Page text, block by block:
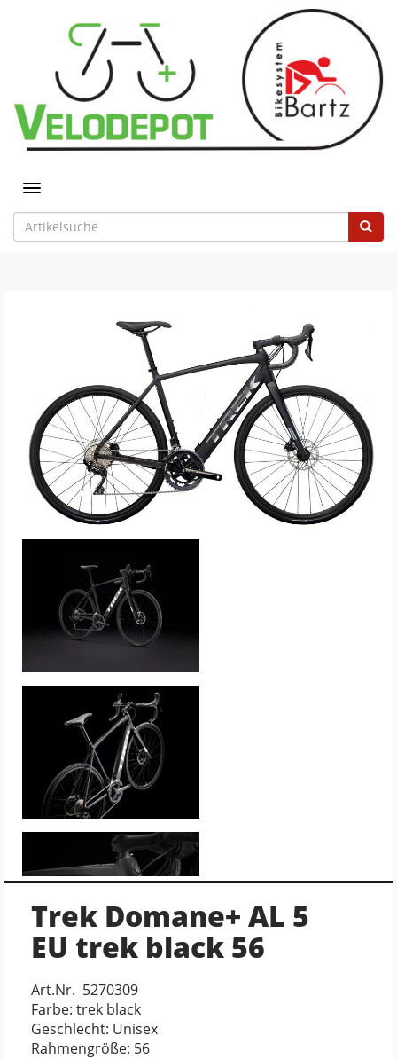
Toggle navigation
Trek Domane+ AL 5
EU trek black 56
Art.Nr. 5270309
Farbe: trek black
Geschlecht: Unisex
Rahmengröße: 56